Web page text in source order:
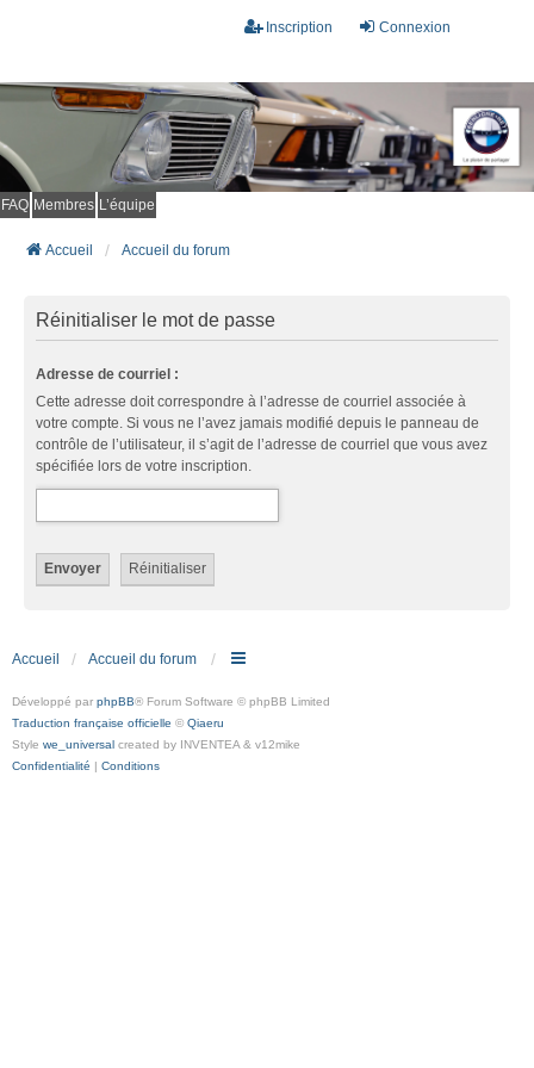
Connexion
Inscription
FAQ Membres L’équipe
Accueil Accueil du forum
Réinitialiser le mot de passe
Adresse de courriel :
Cette adresse doit correspondre à l’adresse de courriel associée à
votre compte. Si vous ne l’avez jamais modifié depuis le panneau de
contrôle de l’utilisateur, il s’agit de l’adresse de courriel que vous avez
spécifiée lors de votre inscription.
Accueil Accueil du forum
Développé par phpBB® Forum Software © phpBB Limited
Traduction française officielle © Qiaeru
Style we_universal created by INVENTEA & v12mike
Confidentialité | Conditions